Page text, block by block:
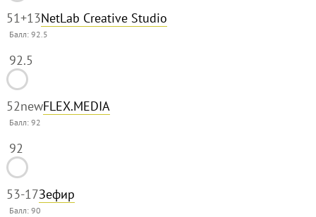
51+13NetLab Creative Studio
Балл:92.5
92.5
52newFLEX.MEDIA
Балл:92
92
53-17Зефир
Балл:90